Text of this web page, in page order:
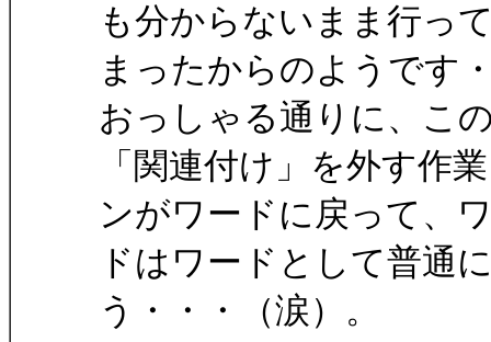
も分からないまま行っ
まったからのようです
おっしゃる通りに、こ
「関連付け」を外す作
ンがワードに戻って、
ドはワードとして普通
う・・・（涙）。